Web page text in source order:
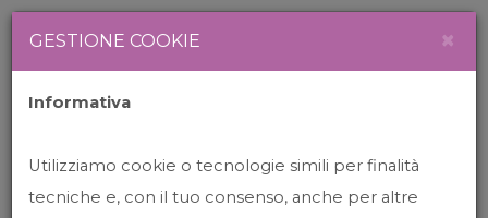
GESTIONE COOKIE ×
Informativa
Utilizziamo cookie o tecnologie simili per finalità
tecniche e, con il tuo consenso, anche per altre